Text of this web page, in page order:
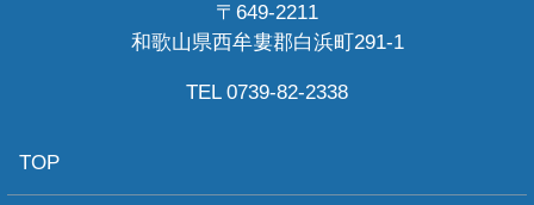
〒649-2211
和歌山県西牟婁郡白浜町291-1
TEL 0739-82-2338
TOP